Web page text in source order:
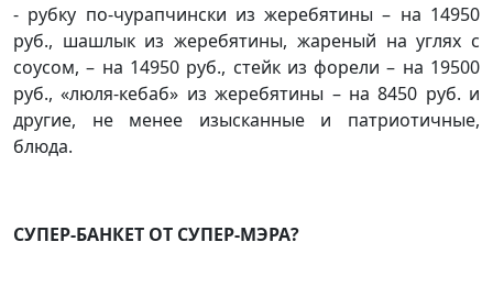
- рубку по-чурапчински из жеребятины – на 14950
руб., шашлык из жеребятины, жареный на углях с
соусом, – на 14950 руб., стейк из форели – на 19500
руб., «люля-кебаб» из жеребятины – на 8450 руб. и
другие, не менее изысканные и патриотичные,
блюда.
СУПЕР-БАНКЕТ ОТ СУПЕР-МЭРА?